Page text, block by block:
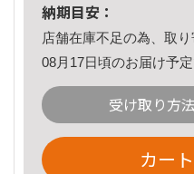
納期目安：
店舗在庫不足の為、取り
08月17日頃のお届け予定
受け取り方
カー